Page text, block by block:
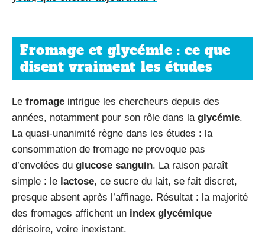
Fromage et glycémie : ce que
disent vraiment les études
Le fromage intrigue les chercheurs depuis des
années, notamment pour son rôle dans la glycémie.
La quasi-unanimité règne dans les études : la
consommation de fromage ne provoque pas
d’envolées du glucose sanguin. La raison paraît
simple : le lactose, ce sucre du lait, se fait discret,
presque absent après l’affinage. Résultat : la majorité
des fromages affichent un index glycémique
dérisoire, voire inexistant.